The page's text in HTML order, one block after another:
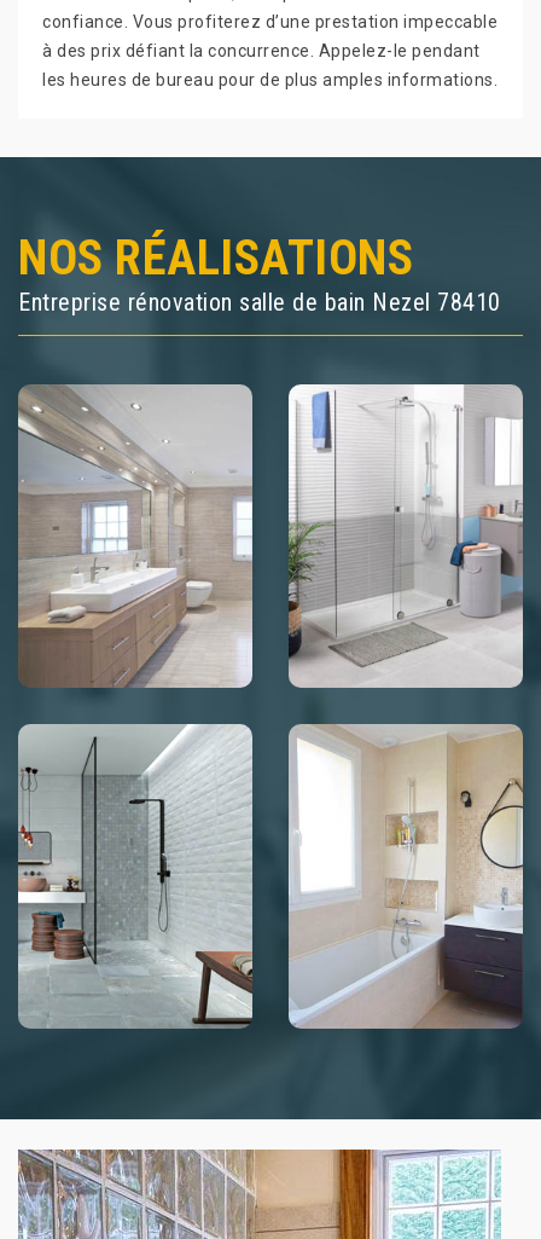
confiance. Vous profiterez d’une prestation impeccable
à des prix défiant la concurrence. Appelez-le pendant
les heures de bureau pour de plus amples informations.
NOS RÉALISATIONS
Entreprise rénovation salle de bain Nezel 78410